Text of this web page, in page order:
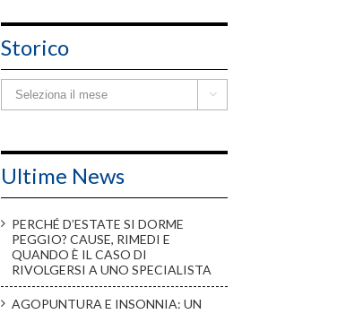
Storico
Storico 
Ultime News
PERCHÉ D’ESTATE SI DORME
PEGGIO? CAUSE, RIMEDI E
QUANDO È IL CASO DI
RIVOLGERSI A UNO SPECIALISTA
AGOPUNTURA E INSONNIA: UN